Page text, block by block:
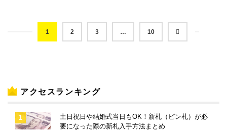
1 2 3 … 10
アクセスランキング
土日祝日や結婚式当日もOK！新札（ピン札）が必
要になった際の新札入手方法まとめ